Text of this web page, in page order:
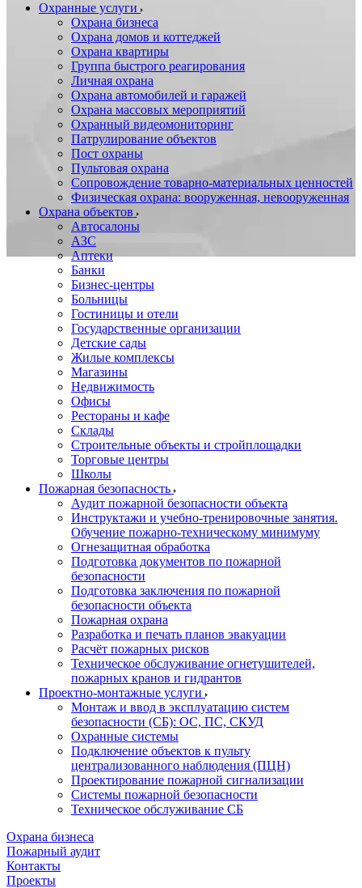
Охранные услуги
Охрана бизнеса
Охрана домов и коттеджей
Охрана квартиры
Группа быстрого реагирования
Личная охрана
Охрана автомобилей и гаражей
Охрана массовых мероприятий
Охранный видеомониторинг
Патрулирование объектов
Пост охраны
Пультовая охрана
Сопровождение товарно-материальных ценностей
Физическая охрана: вооруженная, невооруженная
Охрана объектов
Автосалоны
АЗС
Аптеки
Банки
Бизнес-центры
Больницы
Гостиницы и отели
Государственные организации
Детские сады
Жилые комплексы
Магазины
Недвижимость
Офисы
Рестораны и кафе
Склады
Строительные объекты и стройплощадки
Торговые центры
Школы
Пожарная безопасность
Аудит пожарной безопасности объекта
Инструктажи и учебно-тренировочные занятия.
Обучение пожарно-техническому минимуму
Огнезащитная обработка
Подготовка документов по пожарной
безопасности
Подготовка заключения по пожарной
безопасности объекта
Пожарная охрана
Разработка и печать планов эвакуации
Расчёт пожарных рисков
Техническое обслуживание огнетушителей,
пожарных кранов и гидрантов
Проектно-монтажные услуги
Монтаж и ввод в эксплуатацию систем
безопасности (СБ): ОС, ПС, СКУД
Охранные системы
Подключение объектов к пульту
централизованного наблюдения (ПЦН)
Проектирование пожарной сигнализации
Системы пожарной безопасности
Техническое обслуживание СБ
Охрана бизнеса
Пожарный аудит
Контакты
Проекты